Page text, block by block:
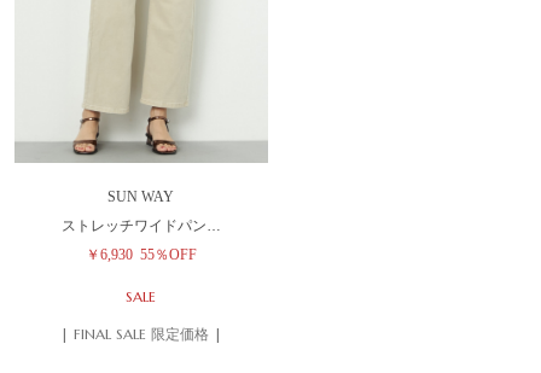
SUN WAY
ストレッチワイドパン…
￥6,930 55％OFF
SALE
| FINAL SALE 限定価格 |